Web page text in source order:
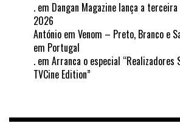
. em Dangan Magazine lança a
2026
António em Venom – Preto, Branco e
em Portugal
. em Arranca o especial “Realizadores
TVCine Edition”